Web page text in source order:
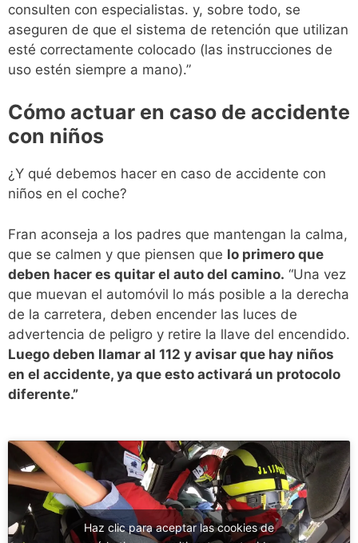
consulten con especialistas. y, sobre todo, se
aseguren de que el sistema de retención que utilizan
esté correctamente colocado (las instrucciones de
uso estén siempre a mano).”
Cómo actuar en caso de accidente
con niños
¿Y qué debemos hacer en caso de accidente con
niños en el coche?
Fran aconseja a los padres que mantengan la calma,
que se calmen y que piensen que lo primero que
deben hacer es quitar el auto del camino. “Una vez
que muevan el automóvil lo más posible a la derecha
de la carretera, deben encender las luces de
advertencia de peligro y retire la llave del encendido.
Luego deben llamar al 112 y avisar que hay niños
en el accidente, ya que esto activará un protocolo
diferente.”
Haz clic para aceptar las cookies de